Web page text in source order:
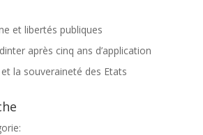
et libertés publiques
après cinq ans d’application
et la souveraineté des Etats